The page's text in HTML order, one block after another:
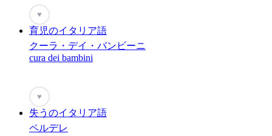
♥
育児のイタリア語
クーラ・デイ・バンビーニ
cura dei bambini
♥
失うのイタリア語
ペルデレ